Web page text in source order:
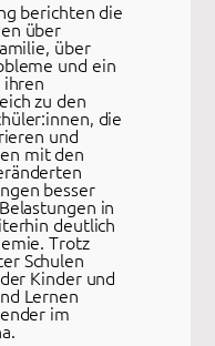
berichten die
über
über
und ein
ihren
zu den
die
und
mit den
besser
in
deutlich
Trotz
Schulen
Kinder und
Lernen
im